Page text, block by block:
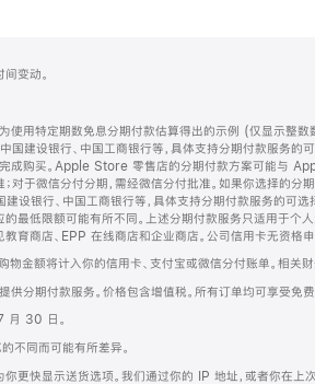
变动。
使用特定期数免息分期付款估算得出的示例 (仅显示整
国建设银行、中国工商银行等，具体支持分期付款服务
成购买。Apple Store 零售店的分期付款方案可能与
；对于微信分付分期，需经微信分付批准。如果你选择的
建设银行、中国工商银行等，具体支持分期付款服务的可
的最低限额可能有所不同。上述分期付款服务只适用于
教育商店、EPP 在线商店和企业商店。公司信用卡无资
物金额将计入你的信用卡、支付宝或微信分付账单。相关
供分期付款服务。价格包含增值税。所有订单均可享受免费
月 30 日。
不同而可能有所差异。
你更快显示送货选项。我们通过你的 IP 地址，或者你在